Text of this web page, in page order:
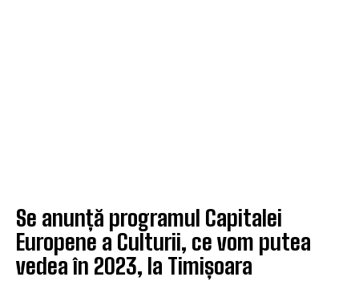
Se anunță programul Capitalei
Europene a Culturii, ce vom putea
vedea în 2023, la Timișoara